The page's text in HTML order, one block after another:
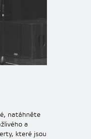
natáhněte
a
které jsou